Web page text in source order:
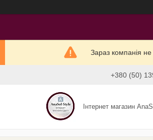
Зараз компанія
+380 (50)
Інтернет магазин